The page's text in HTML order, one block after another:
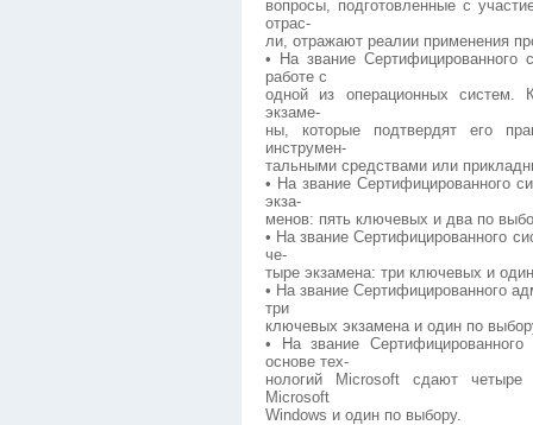
вопросы, подготовленные с
отрас-
ли, отражают реалии применения
• На звание Сертифицированного
работе с
одной из операционных систем.
экзаме-
ны, которые подтвердят его
инструмен-
тальными средствами или
• На звание Сертифицированного
экза-
менов: пять ключевых и два по
• На звание Сертифицированного
че-
тыре экзамена: три ключевых и
• На звание Сертифицированного
три
ключевых экзамена и один по
• На звание
основе тех-
нологий Microsoft сдают
Microsoft
Windows и один по выбору.